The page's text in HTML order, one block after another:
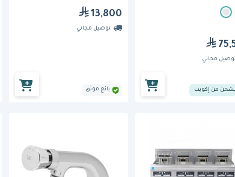
إيجل مافريك من فيكتوريا
توصيل مجاني
يشحن من إكويب
13,800
توصيل مجاني
بائع موثق